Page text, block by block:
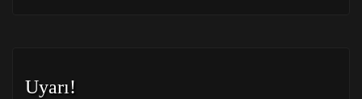
Uyarı!